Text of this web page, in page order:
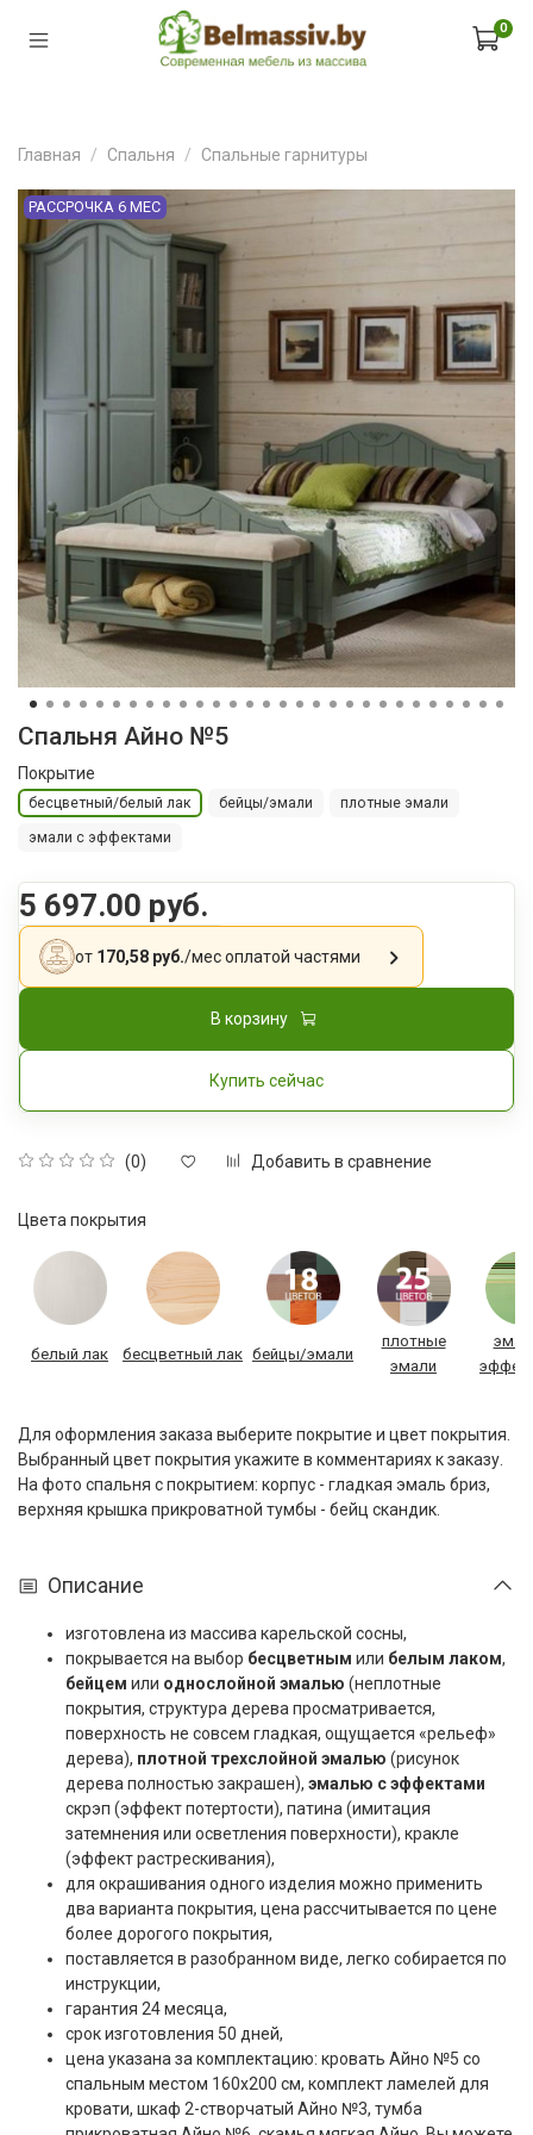
0
Главная Спальня Спальные гарнитуры
РАССРОЧКА 6 МЕС
Спальня Айно №5
(0) Добавить в сравнение
Покрытие
бесцветный/белый лак бейцы/эмали плотные эмали
эмали с эффектами
5 697.00 руб.
от 170,58 руб./месоплатой частями
В корзину
Купить сейчас
Цвета покрытия
белый лак бесцветный лак бейцы/эмали
плотные
эмали
Для оформления заказа выберите покрытие и цвет покрытия.
Выбранный цвет покрытия укажите в комментариях к заказу.
На фото спальня с покрытием: корпус - гладкая эмаль бриз,
верхняя крышка прикроватной тумбы - бейц скандик.
Описание
изготовлена из массива карельской сосны,
покрывается на выбор бесцветным или белым лаком,
бейцем или однослойной эмалью (неплотные
покрытия, структура дерева просматривается,
поверхность не совсем гладкая, ощущается «рельеф»
дерева), плотной трехслойной эмалью (рисунок
дерева полностью закрашен), эмалью с эффектами
скрэп (эффект потертости), патина (имитация
затемнения или осветления поверхности), кракле
(эффект растрескивания),
для окрашивания одного изделия можно применить
два варианта покрытия, цена рассчитывается по цене
более дорогого покрытия,
поставляется в разобранном виде, легко собирается по
инструкции,
гарантия 24 месяца,
срок изготовления 50 дней,
цена указана за комплектацию: кровать Айно №5 со
спальным местом 160x200 см, комплект ламелей для
кровати, шкаф 2-створчатый Айно №3, тумба